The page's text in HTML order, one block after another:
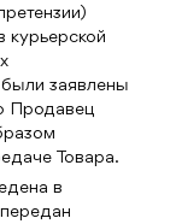
курьерской
были заявлены
Продавец
Товара.
в